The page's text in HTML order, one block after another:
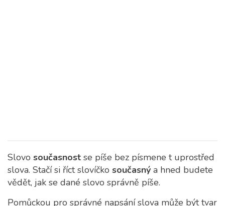
Slovo současnost se píše bez písmene t uprostřed
slova. Stačí si říct slovíčko současný a hned budete
vědět, jak se dané slovo správně píše.
Pomůckou pro správné napsání slova může být tvar